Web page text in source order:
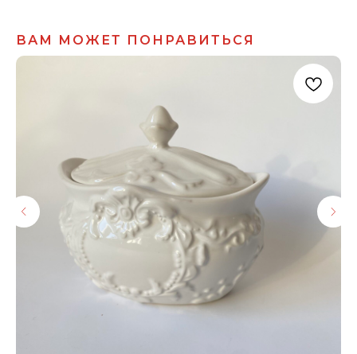
ВАМ МОЖЕТ ПОНРАВИТЬСЯ